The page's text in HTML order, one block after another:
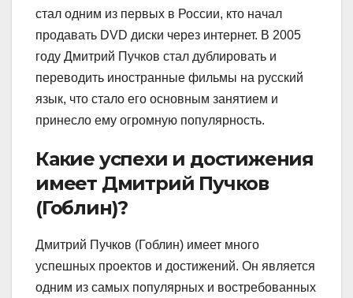
стал одним из первых в России, кто начал
продавать DVD диски через интернет. В 2005
году Дмитрий Пучков стал дублировать и
переводить иностранные фильмы на русский
язык, что стало его основным занятием и
принесло ему огромную популярность.
Какие успехи и достижения
имеет Дмитрий Пучков
(Гоблин)?
Дмитрий Пучков (Гоблин) имеет много
успешных проектов и достижений. Он является
одним из самых популярных и востребованных